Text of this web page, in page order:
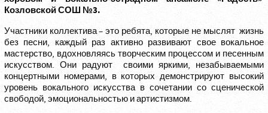
Козловской СОШ №3.
Участники коллектива – это ребята, которые не мыслят жизнь
без песни, каждый раз активно развивают свое вокальное
мастерство, вдохновляясь творческим процессом и песенным
искусством. Они радуют своими яркими, незабываемыми
концертными номерами, в которых демонстрируют высокий
уровень вокального искусства в сочетании со сценической
свободой, эмоциональностью и артистизмом.